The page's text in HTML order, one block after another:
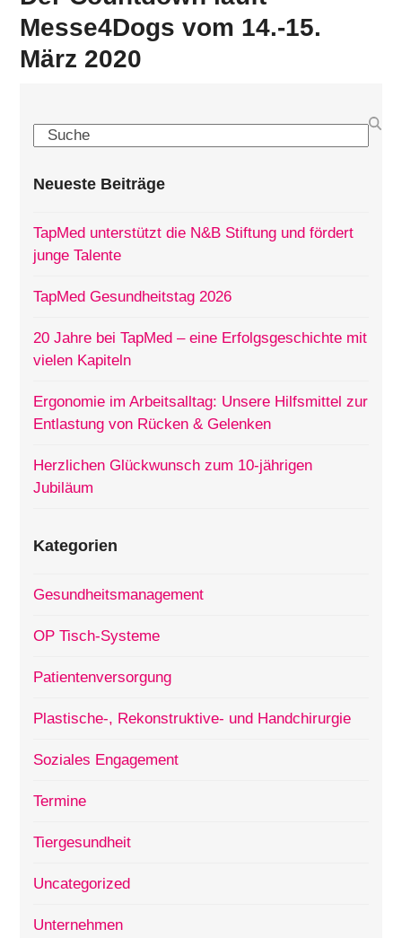
Messe4Dogs vom 14.-15.
März 2020
Search
Neueste Beiträge
TapMed unterstützt die N&B Stiftung und fördert
junge Talente
TapMed Gesundheitstag 2026
20 Jahre bei TapMed – eine Erfolgsgeschichte mit
vielen Kapiteln
Ergonomie im Arbeitsalltag: Unsere Hilfsmittel zur
Entlastung von Rücken & Gelenken
Herzlichen Glückwunsch zum 10-jährigen
Jubiläum
Kategorien
Gesundheitsmanagement
OP Tisch-Systeme
Patientenversorgung
Plastische-, Rekonstruktive- und Handchirurgie
Soziales Engagement
Termine
Tiergesundheit
Uncategorized
Unternehmen